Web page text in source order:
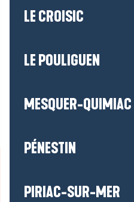
LE CROISIC
LE POULIGUEN
MESQUER-QUIMIAC
PÉNESTIN
PIRIAC-SUR-MER
11.5 km